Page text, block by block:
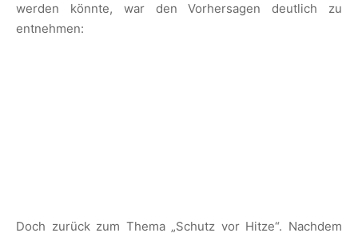
werden könnte, war den Vorhersagen deutlich zu
entnehmen:
Doch zurück zum Thema „Schutz vor Hitze“. Nachdem